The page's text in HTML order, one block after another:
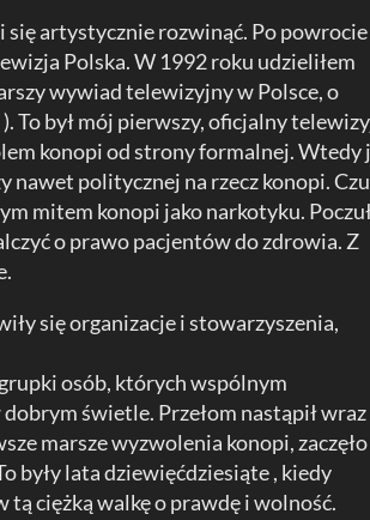
się artystycznie rozwinąć. Po
Polska. W 1992 roku udzieliłem
wywiad telewizyjny w Polsce, o
To był mój pierwszy, oficjalny
konopi od strony formalnej. Wtedy
nawet politycznej na rzecz konopi.
mitem konopi jako narkotyku.
o prawo pacjentów do zdrowia. Z
się organizacje i stowarzyszenia,
osób, których wspólnym
świetle. Przełom nastąpił wraz
marsze wyzwolenia konopi,
były lata dziewięćdziesiąte , kiedy
tą ciężką walkę o prawdę i wolność.